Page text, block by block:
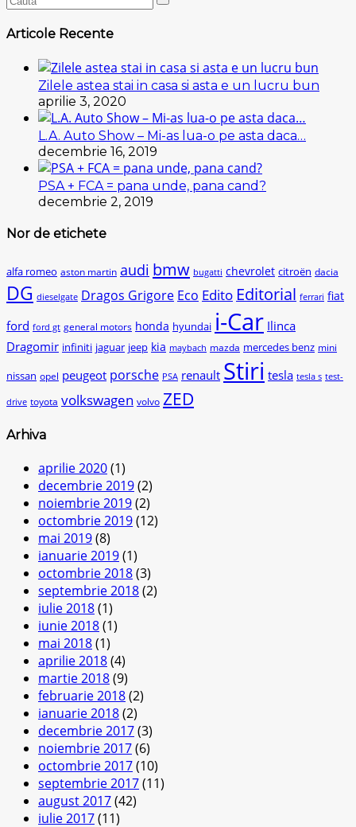
Articole Recente
Zilele astea stai in casa si asta e un lucru bun
aprilie 3, 2020
L.A. Auto Show – Mi-as lua-o pe asta daca…
decembrie 16, 2019
PSA + FCA = pana unde, pana cand?
decembrie 2, 2019
Nor de etichete
alfa romeo aston martin audi bmw bugatti chevrolet citroën dacia
DG dieselgate Dragos Grigore Eco Edito Editorial ferrari fiat
ford ford gt general motors honda hyundai i-Car Ilinca
Dragomir infiniti jaguar jeep kia maybach mazda mercedes benz mini
nissan opel peugeot porsche PSA renault Stiri tesla tesla s test-
drive toyota volkswagen volvo ZED
Arhiva
aprilie 2020(1)
decembrie 2019(2)
noiembrie 2019(2)
octombrie 2019(12)
mai 2019(8)
ianuarie 2019(1)
octombrie 2018(3)
septembrie 2018(2)
iulie 2018(1)
iunie 2018(1)
mai 2018(1)
aprilie 2018(4)
martie 2018(9)
februarie 2018(2)
ianuarie 2018(2)
decembrie 2017(3)
noiembrie 2017(6)
octombrie 2017(10)
septembrie 2017(11)
august 2017(42)
iulie 2017(11)